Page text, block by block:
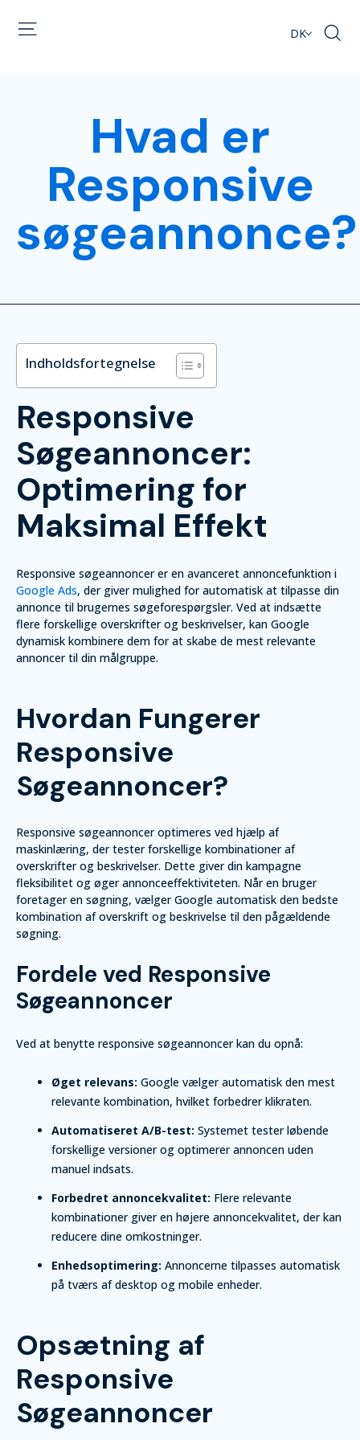
DK
Hvad er
Responsive
søgeannonce?
Indholdsfortegnelse
Responsive
Søgeannoncer:
Optimering for
Maksimal Effekt
Responsive søgeannoncer er en avanceret annoncefunktion i
Google Ads, der giver mulighed for automatisk at tilpasse din
annonce til brugernes søgeforespørgsler. Ved at indsætte
flere forskellige overskrifter og beskrivelser, kan Google
dynamisk kombinere dem for at skabe de mest relevante
annoncer til din målgruppe.
Hvordan Fungerer
Responsive
Søgeannoncer?
Responsive søgeannoncer optimeres ved hjælp af
maskinlæring, der tester forskellige kombinationer af
overskrifter og beskrivelser. Dette giver din kampagne
fleksibilitet og øger annonceeffektiviteten. Når en bruger
foretager en søgning, vælger Google automatisk den bedste
kombination af overskrift og beskrivelse til den pågældende
søgning.
Fordele ved Responsive
Søgeannoncer
Ved at benytte responsive søgeannoncer kan du opnå:
Øget relevans: Google vælger automatisk den mest
relevante kombination, hvilket forbedrer klikraten.
Automatiseret A/B-test: Systemet tester løbende
forskellige versioner og optimerer annoncen uden
manuel indsats.
Forbedret annoncekvalitet: Flere relevante
kombinationer giver en højere annoncekvalitet, der kan
reducere dine omkostninger.
Enhedsoptimering: Annoncerne tilpasses automatisk
på tværs af desktop og mobile enheder.
Opsætning af
Responsive
Søgeannoncer